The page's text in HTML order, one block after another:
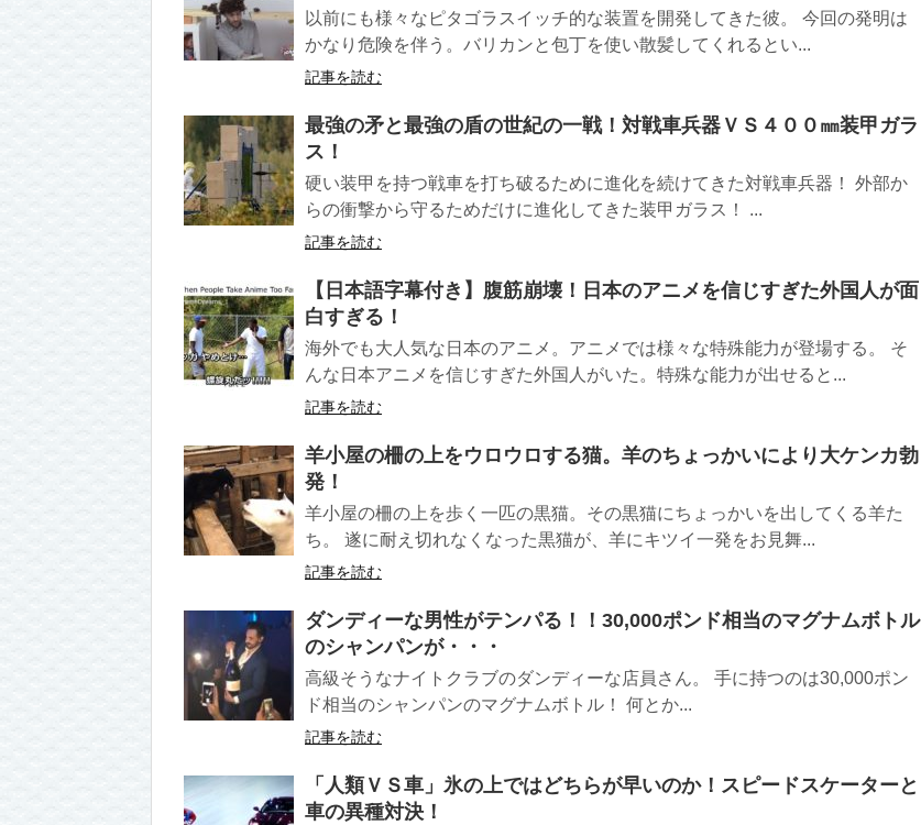
以前にも様々なピタゴラスイッチ的な装置を開発してきた彼。 今回の発明は
かなり危険を伴う。バリカンと包丁を使い散髪してくれるとい...
記事を読む
最強の矛と最強の盾の世紀の一戦！対戦車兵器ＶＳ４００㎜装甲ガラ
ス！
硬い装甲を持つ戦車を打ち破るために進化を続けてきた対戦車兵器！ 外部か
らの衝撃から守るためだけに進化してきた装甲ガラス！ ...
記事を読む
【日本語字幕付き】腹筋崩壊！日本のアニメを信じすぎた外国人が面
白すぎる！
海外でも大人気な日本のアニメ。アニメでは様々な特殊能力が登場する。 そ
んな日本アニメを信じすぎた外国人がいた。特殊な能力が出せると...
記事を読む
羊小屋の柵の上をウロウロする猫。羊のちょっかいにより大ケンカ勃
発！
羊小屋の柵の上を歩く一匹の黒猫。その黒猫にちょっかいを出してくる羊た
ち。 遂に耐え切れなくなった黒猫が、羊にキツイ一発をお見舞...
記事を読む
ダンディーな男性がテンパる！！30,000ポンド相当のマグナムボトル
のシャンパンが・・・
高級そうなナイトクラブのダンディーな店員さん。 手に持つのは30,000ポン
ド相当のシャンパンのマグナムボトル！ 何とか...
記事を読む
「人類ＶＳ車」氷の上ではどちらが早いのか！スピードスケーターと
車の異種対決！